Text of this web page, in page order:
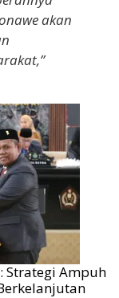
akan
Strategi Ampuh